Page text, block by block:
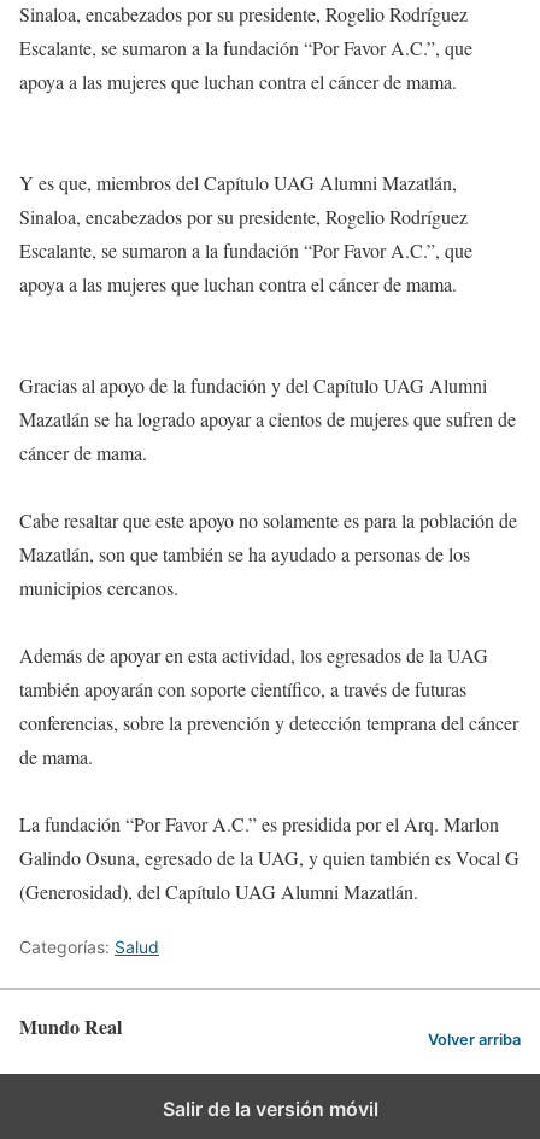
Sinaloa, encabezados por su presidente, Rogelio Rodríguez
Escalante, se sumaron a la fundación “Por Favor A.C.”, que
apoya a las mujeres que luchan contra el cáncer de mama.
Y es que, miembros del Capítulo UAG Alumni Mazatlán,
Sinaloa, encabezados por su presidente, Rogelio Rodríguez
Escalante, se sumaron a la fundación “Por Favor A.C.”, que
apoya a las mujeres que luchan contra el cáncer de mama.
Gracias al apoyo de la fundación y del Capítulo UAG Alumni
Mazatlán se ha logrado apoyar a cientos de mujeres que sufren de
cáncer de mama.
Cabe resaltar que este apoyo no solamente es para la población de
Mazatlán, son que también se ha ayudado a personas de los
municipios cercanos.
Además de apoyar en esta actividad, los egresados de la UAG
también apoyarán con soporte científico, a través de futuras
conferencias, sobre la prevención y detección temprana del cáncer
de mama.
La fundación “Por Favor A.C.” es presidida por el Arq. Marlon
Galindo Osuna, egresado de la UAG, y quien también es Vocal G
(Generosidad), del Capítulo UAG Alumni Mazatlán.
Categorías: Salud
Mundo Real Volver arriba
Salir de la versión móvil